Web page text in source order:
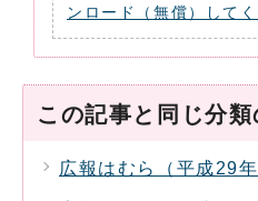
ンロード（無償）してく
この記事と同じ分
広報はむら（平成29